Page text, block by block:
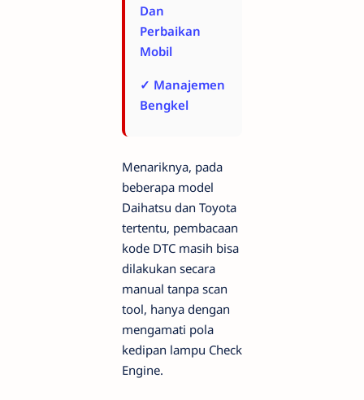
Dan
Perbaikan
Mobil
✓ Manajemen
Bengkel
Menariknya, pada
beberapa model
Daihatsu dan Toyota
tertentu, pembacaan
kode DTC masih bisa
dilakukan secara
manual tanpa scan
tool, hanya dengan
mengamati pola
kedipan lampu Check
Engine.